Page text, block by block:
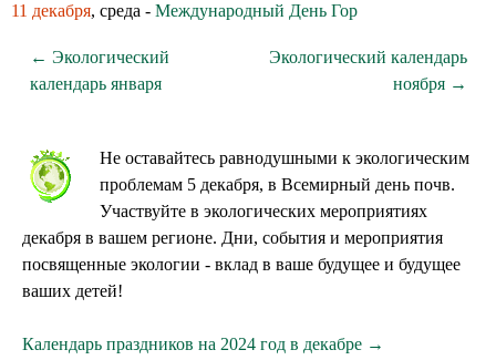
11 декабря, среда - Международный День Гор
← Экологический
календарь января
Экологический календарь
ноября →
Не оставайтесь равнодушными к экологическим
проблемам 5 декабря, в Всемирный день почв.
Участвуйте в экологических мероприятиях
декабря в вашем регионе. Дни, события и мероприятия
посвященные экологии - вклад в ваше будущее и будущее
ваших детей!
Календарь праздников на 2024 год в декабре →